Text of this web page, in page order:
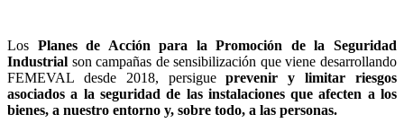
Los Planes de Acción para la Promoción de la Seguridad
Industrial son campañas de sensibilización que viene desarrollando
FEMEVAL desde 2018, persigueprevenir y limitar riesgos
asociados a la seguridad de las instalaciones que afecten a los
bienes, a nuestro entorno y, sobre todo, a las personas.